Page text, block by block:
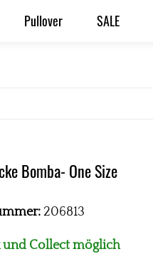
Pullover SALE
Bomba- One Size
206813
und Collect möglich